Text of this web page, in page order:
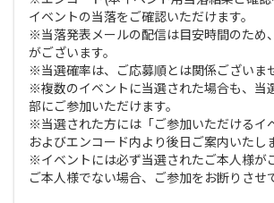
イベントの当落をご確認いただけます。
※当落発表メールの配信は目安時間のため
がございます。
※当選確率は、ご応募順とは関係ございま
※複数のイベントに当選された場合も、当
部にご参加いただけます。
※当選された方には「ご参加いただけるイ
およびエンコード内より後日ご案内いたし
※イベントには必ず当選されたご本人様が
ご本人様でない場合、ご参加をお断りさせ